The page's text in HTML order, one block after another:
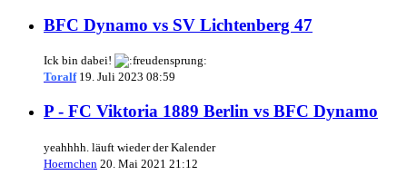
BFC Dynamo vs SV Lichtenberg 47
Ick bin dabei!
Toralf 19. Juli 2023 08:59
P - FC Viktoria 1889 Berlin vs BFC Dynamo
yeahhhh. läuft wieder der Kalender
Hoernchen 20. Mai 2021 21:12